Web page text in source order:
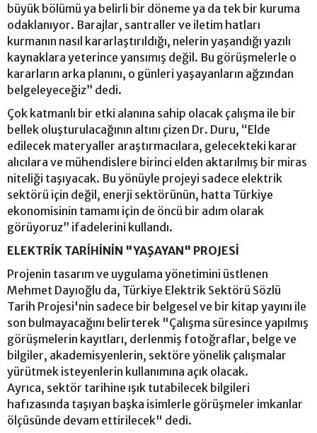
büyük bölümü ya belirli bir döneme ya da tek bir kuruma
odaklanıyor. Barajlar, santraller ve iletim hatları
kurmanın nasıl kararlaştırıldığı, nelerin yaşandığı yazılı
kaynaklara yeterince yansımış değil. Bu görüşmelerle o
kararların arka planını, o günleri yaşayanların ağzından
belgeleyeceğiz” dedi.
Çok katmanlı bir etki alanına sahip olacak çalışma ile bir
bellek oluşturulacağının altını çizen Dr. Duru, “Elde
edilecek materyaller araştırmacılara, gelecekteki karar
alıcılara ve mühendislere birinci elden aktarılmış bir miras
niteliği taşıyacak. Bu yönüyle projeyi sadece elektrik
sektörü için değil, enerji sektörünün, hatta Türkiye
ekonomisinin tamamı için de öncü bir adım olarak
görüyoruz” ifadelerini kullandı.
ELEKTRİK TARİHİNİN "YAŞAYAN" PROJESİ
Projenin tasarım ve uygulama yönetimini üstlenen
Mehmet Dayıoğlu da, Türkiye Elektrik Sektörü Sözlü
Tarih Projesi'nin sadece bir belgesel ve bir kitap yayını ile
son bulmayacağını belirterek "Çalışma süresince yapılmış
görüşmelerin kayıtları, derlenmiş fotoğraflar, belge ve
bilgiler, akademisyenlerin, sektöre yönelik çalışmalar
yürütmek isteyenlerin kullanımına açık olacak.
Ayrıca, sektör tarihine ışık tutabilecek bilgileri
hafızasında taşıyan başka isimlerle görüşmeler imkanlar
ölçüsünde devam ettirilecek" dedi.